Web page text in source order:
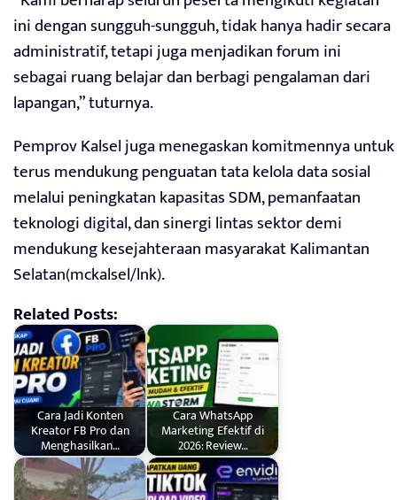
ini dengan sungguh-sungguh, tidak hanya hadir secara
administratif, tetapi juga menjadikan forum ini
sebagai ruang belajar dan berbagi pengalaman dari
lapangan,” tuturnya.
Pemprov Kalsel juga menegaskan komitmennya untuk
terus mendukung penguatan tata kelola data sosial
melalui peningkatan kapasitas SDM, pemanfaatan
teknologi digital, dan sinergi lintas sektor demi
mendukung kesejahteraan masyarakat Kalimantan
Selatan(mckalsel/lnk).
Related Posts:
Cara Jadi Konten
Kreator FB Pro dan
Menghasilkan…
Cara WhatsApp
Marketing Efektif di
2026: Review…